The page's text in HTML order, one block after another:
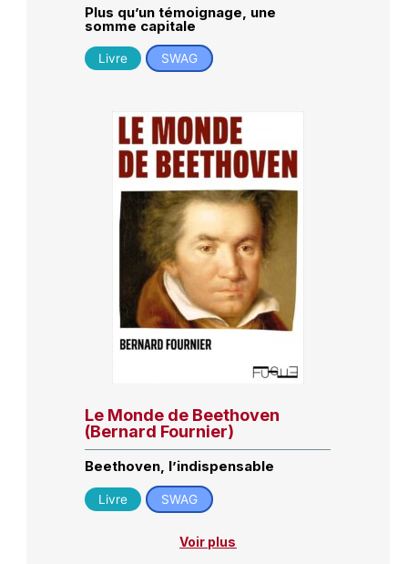
Plus qu’un témoignage, une
somme capitale
Livre SWAG
Le Monde de Beethoven
(Bernard Fournier)
Beethoven, l’indispensable
Livre SWAG
Voir plus